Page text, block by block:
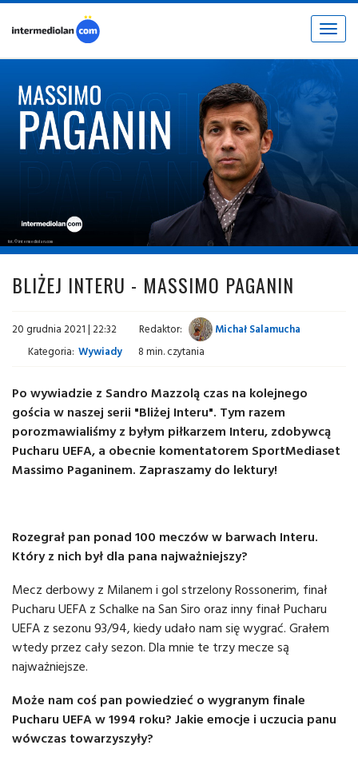
Toggle
fot. © intermediolan.com
BLIŻEJ INTERU - MASSIMO PAGANIN
20 grudnia 2021 | 22:32 Redaktor:
Michał Salamucha
Kategoria: Wywiady 8 min. czytania
Po wywiadzie z Sandro Mazzolą czas na kolejnego
gościa w naszej serii "Bliżej Interu". Tym razem
porozmawialiśmy z byłym piłkarzem Interu, zdobywcą
Pucharu UEFA, a obecnie komentatorem SportMediaset
Massimo Paganinem. Zapraszamy do lektury!
Rozegrał pan ponad 100 meczów w barwach Interu.
Który z nich był dla pana najważniejszy?
Mecz derbowy z Milanem i gol strzelony Rossonerim, finał
Pucharu UEFA z Schalke na San Siro oraz inny finał Pucharu
UEFA z sezonu 93/94, kiedy udało nam się wygrać. Grałem
wtedy przez cały sezon. Dla mnie te trzy mecze są
najważniejsze.
Może nam coś pan powiedzieć o wygranym finale
Pucharu UEFA w 1994 roku? Jakie emocje i uczucia panu
wówczas towarzyszyły?